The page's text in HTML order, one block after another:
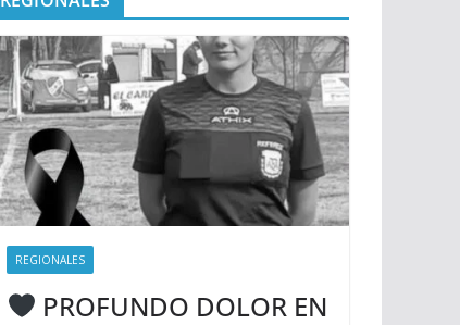
REGIONALES
PROFUNDO DOLOR EN